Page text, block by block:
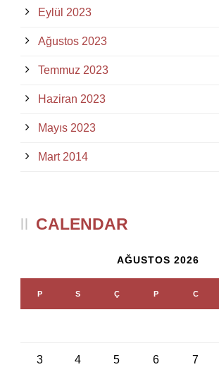
Eylül 2023
Ağustos 2023
Temmuz 2023
Haziran 2023
Mayıs 2023
Mart 2014
CALENDAR
AĞUSTOS 2026
P S Ç P C
3 4 5 6 7